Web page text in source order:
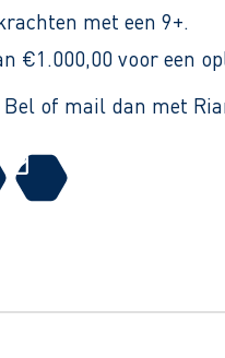
met een 9+.
€1.000,00 voor een
of mail dan met